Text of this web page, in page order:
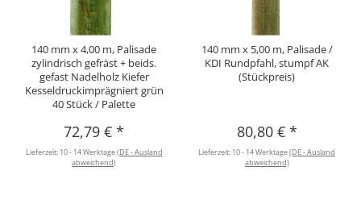
140 mm x 4,00 m, Palisade
zylindrisch gefräst + beids.
gefast Nadelholz Kiefer
Kesseldruckimprägniert grün
40 Stück / Palette
72,79 €*
Lieferzeit: 10 - 14 Werktage(DE - Ausland
abweichend)
140 mm x 5,00 m, Palisade /
KDI Rundpfahl, stumpf AK
(Stückpreis)
80,80 € *
Lieferzeit: 10 - 14 Werktage(DE - Ausland
abweichend)